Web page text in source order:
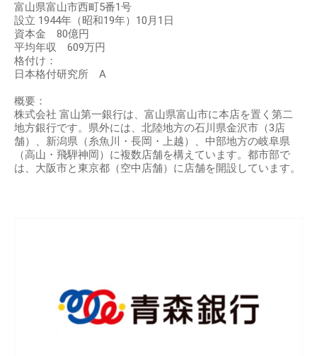
富山県富山市西町5番1号
設立 1944年（昭和19年）10月1日
資本金 80億円
平均年収 609万円
格付け：
日本格付研究所 A
概要：
株式会社 富山第一銀行は、富山県富山市に本店を置く第二
地方銀行です。県外には、北陸地方の石川県金沢市（3店
舗）、新潟県（糸魚川・長岡・上越）、中部地方の岐阜県
（高山・飛騨神岡）に複数店舗を構えています。都市部で
は、大阪市と東京都（空中店舗）に店舗を開設しています。